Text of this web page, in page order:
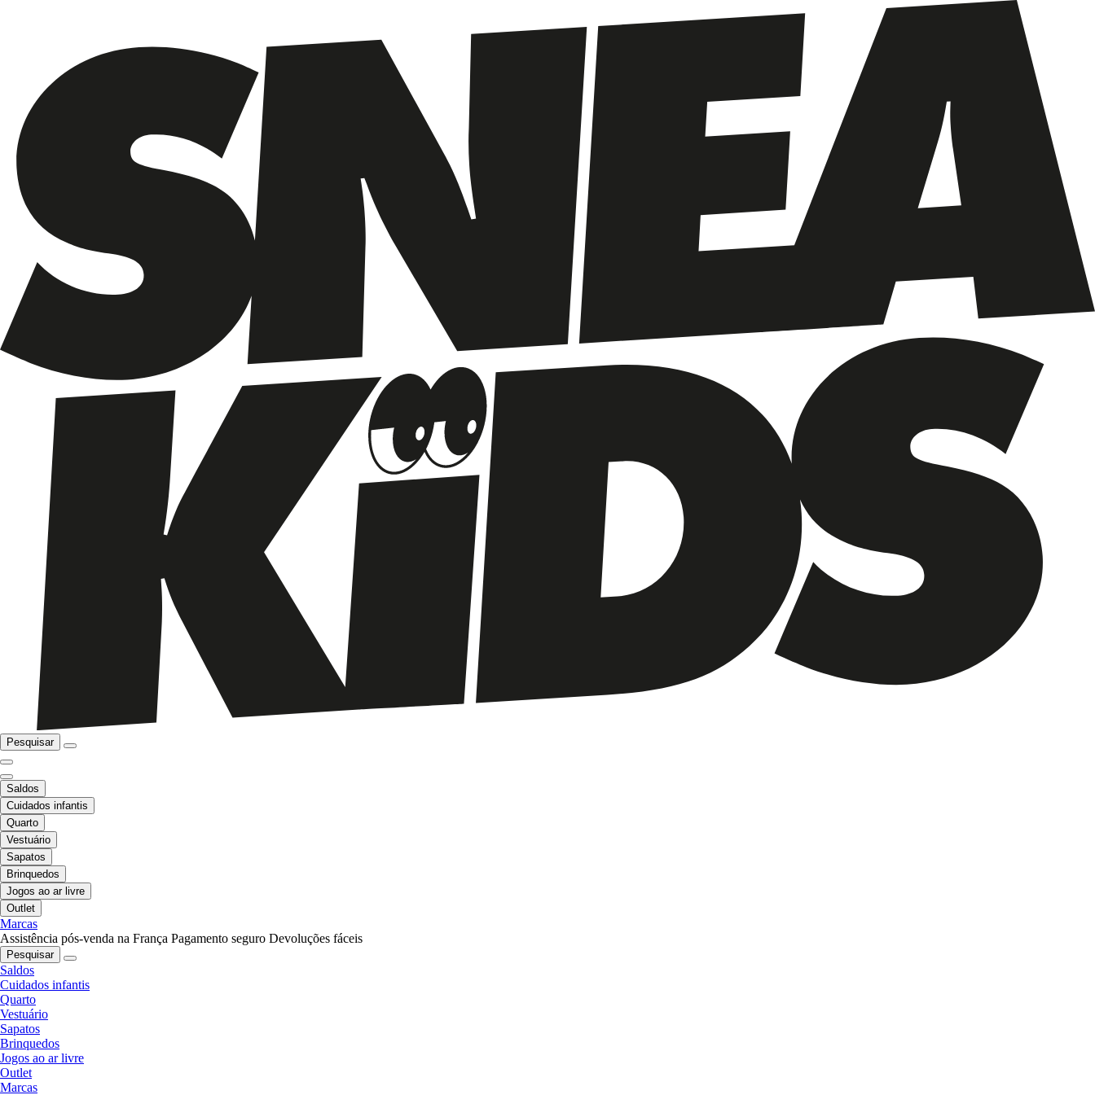
Pesquisar
Saldos
Cuidados infantis
Quarto
Vestuário
Sapatos
Brinquedos
Jogos ao ar livre
Outlet
Marcas
Assistência pós-venda na França Pagamento seguro Devoluções fáceis
Pesquisar
Saldos
Cuidados infantis
Quarto
Vestuário
Sapatos
Brinquedos
Jogos ao ar livre
Outlet
Marcas